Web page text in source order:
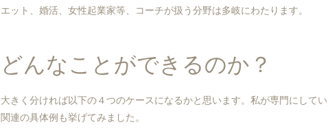
エット、婚活、女性起業家等、コーチが扱う分野は多岐にわたります。
どんなことができるのか？
大きく分ければ以下の４つのケースになるかと思います。私が専門にして
関連の具体例も挙げてみました。